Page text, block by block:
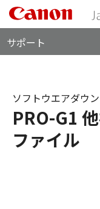
サポート
PRO-G1
ファイル
ソフトウエアダウ